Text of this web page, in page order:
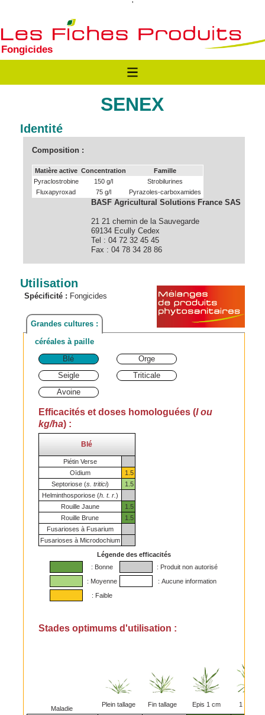
'
Fongicides
SENEX
Identité
Composition :
Matière active Concentration
Famille
Pyraclostrobine
150 g/l
Strobilurines
Fluxapyroxad
75 g/l Pyrazoles-carboxamides
BASF Agricultural Solutions France SAS
21 21 chemin de la Sauvegarde
69134 Ecully Cedex
Tel : 04 72 32 45 45
Fax : 04 78 34 28 86
Utilisation
Spécificité : Fongicides
Grandes cultures :
céréales à paille
Blé
Orge
Seigle
Triticale
Avoine
Efficacités et doses homologuées (l ou
kg/ha) :
Blé
Piétin Verse
Oïdium
1.5
Septoriose (s. tritici)
1.5
Helminthosporiose (h. t. r. )
Rouille Jaune
1.5
Rouille Brune
1.5
Fusarioses à Fusarium
Fusarioses à Microdochium
Légende des efficacités
: Bonne
: Produit non autorisé
: Moyenne
: Aucune information
: Faible
Stades optimums d'utilisation :
Maladie
Plein tallage Fin tallage Epis 1 cm 1 nœud